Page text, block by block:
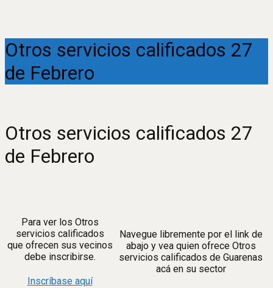
Otros servicios calificados 27
de Febrero
Otros servicios calificados 27
de Febrero
Para ver los Otros
servicios calificados
que ofrecen sus vecinos
debe inscribirse.
Inscríbase aquí
Navegue libremente por el link de
abajo y vea quien ofrece Otros
servicios calificados de Guarenas
acá en su sector